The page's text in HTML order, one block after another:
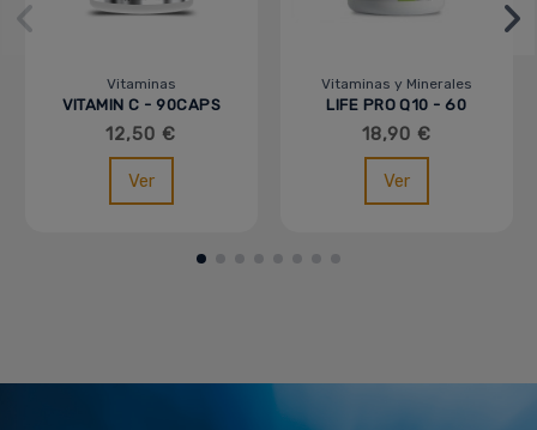
Vitaminas
VITAMIN C - 90CAPS
12,50 €
Ver
Vitaminas y Minerales
LIFE PRO Q10 - 60
SOFTGEL
18,90 €
Ver